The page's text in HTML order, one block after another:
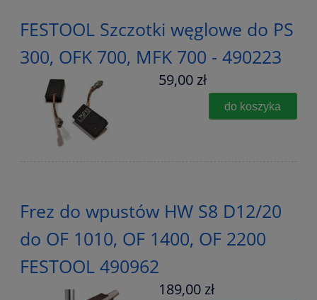
FESTOOL Szczotki węglowe do PS
300, OFK 700, MFK 700 - 490223
59,00 zł
do koszyka
Frez do wpustów HW S8 D12/20
do OF 1010, OF 1400, OF 2200
FESTOOL 490962
189,00 zł